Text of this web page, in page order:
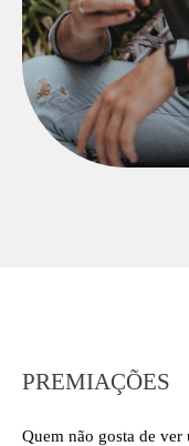
PREMIAÇÕES
Quem não gosta de